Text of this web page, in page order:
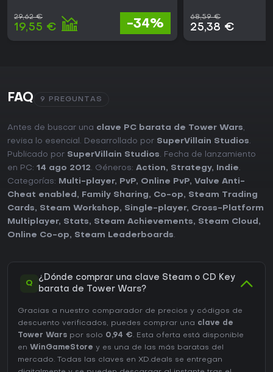
29,62 €
19,55 € -34%
68,59 €
25,38 €
FAQ 9 PREGUNTAS
Antes de buscar una clave PC barata de Tower Wars,
revisa lo esencial. Desarrollado por SuperVillain Studios.
Publicado por SuperVillain Studios. Fecha de lanzamiento
en PC: 14 ago 2012. Géneros: Action, Strategy, Indie.
Categorías:
Multi-player, PvP, Online PvP, Valve Anti-
Cheat enabled , Family Sharing, Co-op, Steam Trading
Cards, Steam Workshop, Single-player, Cross-Platform
Multiplayer, Stats, Steam Achievements, Steam Cloud ,
Online Co-op, Steam Leaderboards.
Q
¿Dónde comprar una clave Steam o CD Key
barata de Tower Wars?
Gracias a nuestro comparador de precios y códigos de
descuento verificados, puedes comprar una clave de
Tower Wars por solo 0,94 €. Esta oferta está disponible
en WinGameStore y es una de las más baratas del
mercado. Todas las claves en XD.deals se entregan